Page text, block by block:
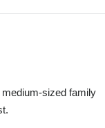
sized family